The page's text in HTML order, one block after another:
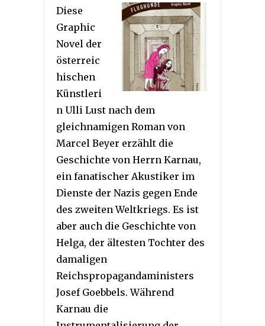
Diese
Graphic
Novel der
österreic
hischen
Künstleri
n Ulli Lust nach dem
gleichnamigen Roman von
Marcel Beyer erzählt die
Geschichte von Herrn Karnau,
ein fanatischer Akustiker im
Dienste der Nazis gegen Ende
des zweiten Weltkriegs. Es ist
aber auch die Geschichte von
Helga, der ältesten Tochter des
damaligen
Reichspropagandaministers
Josef Goebbels. Während
Karnau die